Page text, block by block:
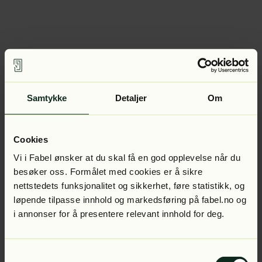
Samtykke Detaljer Om
Cookies
Vi i Fabel ønsker at du skal få en god opplevelse når du
besøker oss. Formålet med cookies er å sikre
nettstedets funksjonalitet og sikkerhet, føre statistikk, og
løpende tilpasse innhold og markedsføring på fabel.no og
i annonser for å presentere relevant innhold for deg.